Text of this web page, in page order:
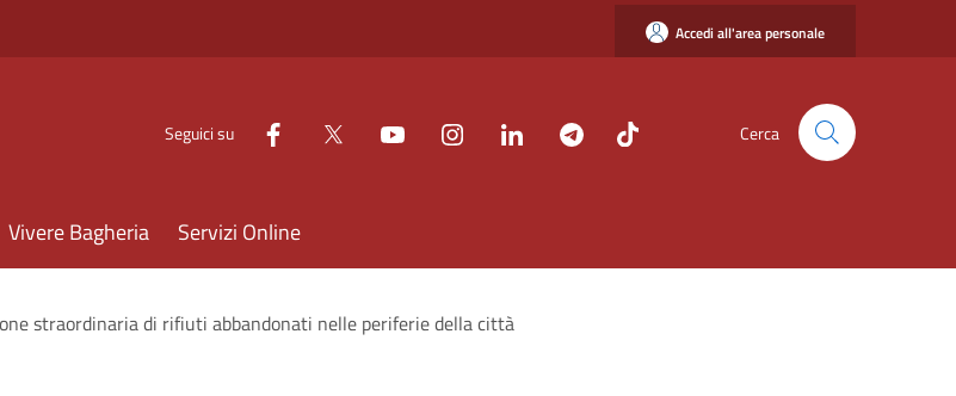
Accedi all'area personale
Seguici su Cerca
Vivere Bagheria Servizi Online
straordinaria di rifiuti abbandonati nelle periferie della città